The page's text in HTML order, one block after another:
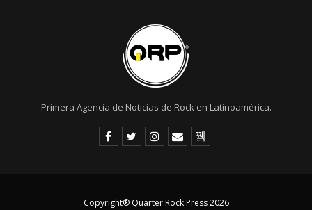
Primera Agencia de Noticias de Rock en Latinoamérica.
Copyright® Quarter Rock Press 2026